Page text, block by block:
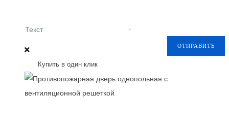
Текст
ОТПРАВИТЬ
Купить в один клик